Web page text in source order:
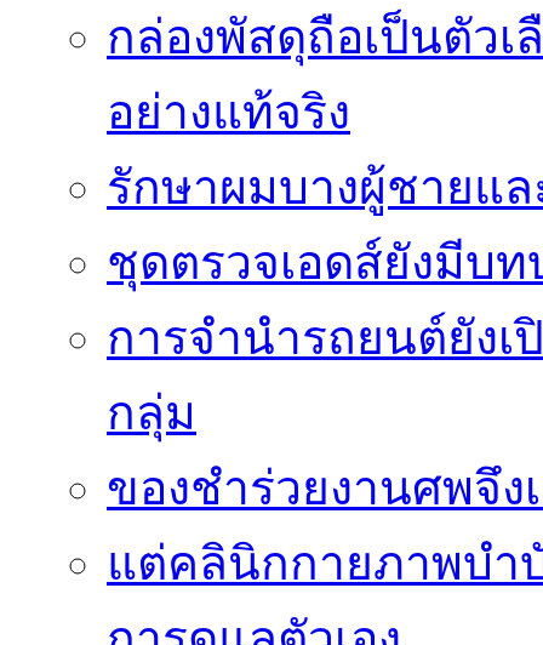
กล่องพัสดุถือเป็นตัว
อย่างแท้จริง
รักษาผมบางผู้ชายแ
ชุดตรวจเอดส์ยังมีบ
การจำนำรถยนต์ยัง
กลุ่ม
ของชำร่วยงานศพจึ
แต่คลินิกกายภาพบำ